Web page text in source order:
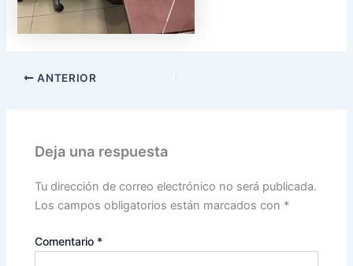
ANTERIOR
Deja una respuesta
Tu dirección de correo electrónico no será publicada.
Los campos obligatorios están marcados con *
Comentario *